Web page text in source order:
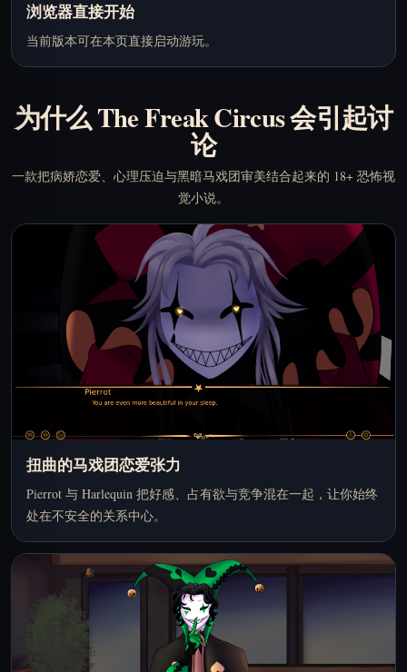
浏览器直接开始
当前版本可在本页直接启动游玩。
为什么 The Freak Circus 会引起讨
论
一款把病娇恋爱、心理压迫与黑暗马戏团审美结合起来的 18+ 恐怖视
觉小说。
扭曲的马戏团恋爱张力
Pierrot 与 Harlequin 把好感、占有欲与竞争混在一起，让你始终
处在不安全的关系中心。